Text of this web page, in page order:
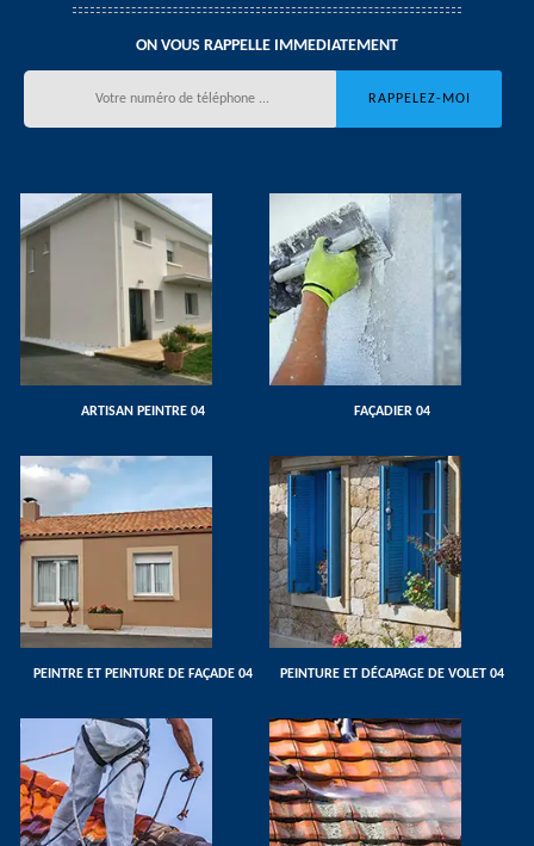
ON VOUS RAPPELLE IMMEDIATEMENT
ARTISAN PEINTRE 04 FAÇADIER 04
PEINTRE ET PEINTURE DE FAÇADE 04 PEINTURE ET DÉCAPAGE DE VOLET 04